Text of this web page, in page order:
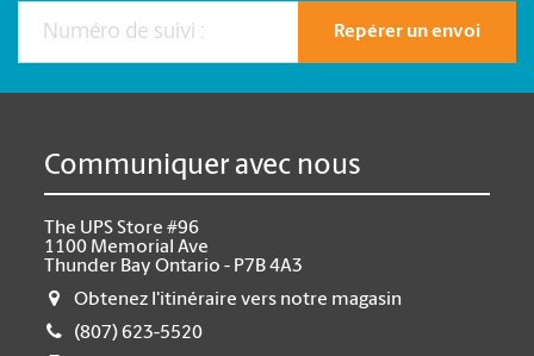
Repérer un envoi
Communiquer avec nous
The UPS Store #96
1100 Memorial Ave
Thunder Bay Ontario - P7B 4A3
Obtenez l'itinéraire vers notre magasin
(807) 623-5520